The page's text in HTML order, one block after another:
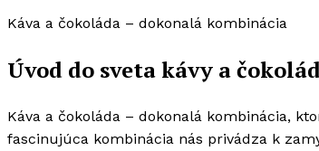
Káva a čokoláda – dokonalá kombinácia
Úvod do sveta kávy a
Káva a čokoláda – dokonalá kombinácia,
fascinujúca kombinácia nás privádza k